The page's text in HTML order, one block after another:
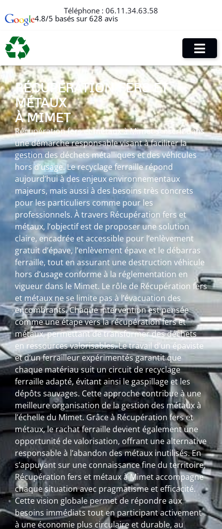
Téléphone : 06.11.34.63.58
4.8/5 basés sur 628 avis
RÉCUPÉRATION FERS ET
MÉTAUX
À MIMET
Récupération fers et métaux à Mimet s’inscrit dans
une démarche responsable visant à faciliter la
gestion des déchets métalliques et des véhicules
hors d’usage. Le recyclage ferraille répond
aujourd’hui à des enjeux environnementaux
majeurs, mais aussi à des besoins très concrets
pour les particuliers comme pour les
professionnels. À travers Récupération fers et
métaux, l’objectif est de proposer une solution
claire, encadrée et accessible pour l’enlèvement
gratuit d’épave, l’enlèvement épave et le débarras
ferraille, tout en assurant une destruction véhicule
hors d’usage conforme à la réglementation en
vigueur dans le Mimet. Le rôle de Récupération fers
et métaux ne se limite pas à l’évacuation des
encombrants. Chaque intervention est pensée
comme une étape vers la récupération fers et
métaux, permettant de transformer des déchets
en ressources valorisables. Le travail d’un épaviste
et d’un ferrailleur expérimentés garantit que
chaque matériau suit un circuit de recyclage
ferraille adapté, évitant ainsi le gaspillage et les
dépôts sauvages. Cette approche contribue à une
meilleure organisation de la gestion des métaux à
l’échelle du Mimet. Grâce à Récupération fers et
métaux, le rachat ferraille devient également une
opportunité de valorisation, offrant une alternative
responsable à l’abandon des métaux inutilisés. En
s’appuyant sur une connaissance fine du territoire,
Récupération fers et métaux à Mimet accompagne
chaque situation avec pragmatisme et efficacité.
Cette vision globale permet de répondre aux
besoins immédiats tout en participant activement
à une économie plus circulaire et durable, au